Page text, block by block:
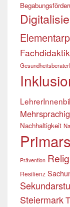
Fachdidaktik
Nachhaltigkeit
Prävention
Resilienz
Steiermark